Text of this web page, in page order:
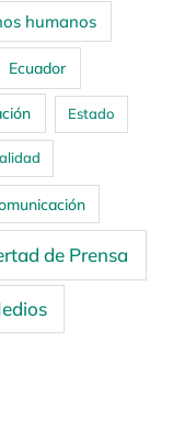
humanos
Ecuador
Estado
de Prensa